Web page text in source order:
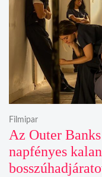
Az Outer
napfényes
Filmipar